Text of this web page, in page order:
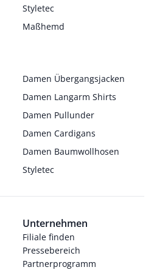
Styletec
Maßhemd
Damen Übergangsjacken
Damen Langarm Shirts
Damen Pullunder
Damen Cardigans
Damen Baumwollhosen
Styletec
Unternehmen
Filiale finden
Pressebereich
Partnerprogramm